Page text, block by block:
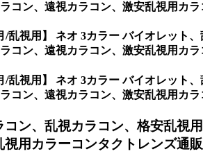
コン、遠視カラコン、激安乱視用カ
/乱視用】 ネオ 3カラー バイオレット
コン、遠視カラコン、激安乱視用カ
/乱視用】 ネオ 3カラー バイオレット
コン、遠視カラコン、激安乱視用カラ
コン、乱視カラコン、格安乱視
視用カラーコンタクトレンズ通